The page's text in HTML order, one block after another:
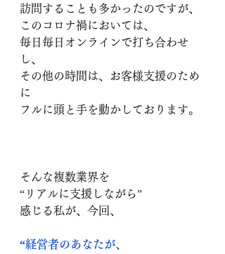
訪問することも多かったのですが、
このコロナ禍においては、
毎日毎日オンラインで打ち合わせ
し、
その他の時間は、お客様支援のため
に
フルに頭と手を動かしております。
そんな複数業界を
“リアルに支援しながら”
感じる私が、今回、
“経営者のあなたが、